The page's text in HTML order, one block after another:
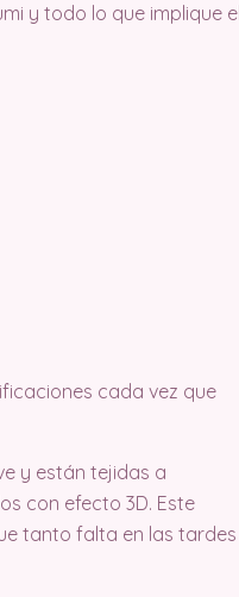
y todo lo que implique el
cada vez que
y están tejidas a
con efecto 3D. Este
tanto falta en las tardes